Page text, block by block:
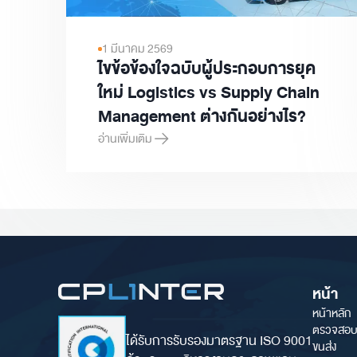
1 มีนาคม 2569
ไขข้อข้องใจฉบับผู้ประกอบการยุค
ใหม่ Logistics vs Supply Chain
Management ต่างกันอย่างไร?
อ่านเพิ่มเติม
ไขข้อข้องใจฉบับผู้ประกอบการยุคใหม่ Logistics vs
ได้รับการรับรองมาตรฐาน ISO 9001
หน้า
หน้าหลัก
ตรวจสอ
ขนส่ง